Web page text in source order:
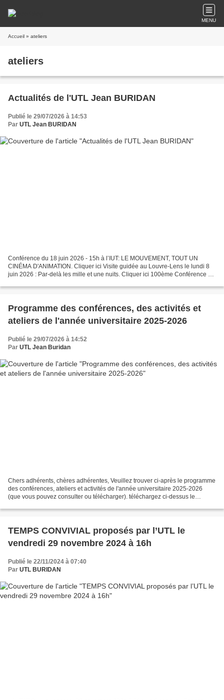
MENU
Accueil » ateliers
ateliers
Actualités de l'UTL Jean BURIDAN
Publié le 29/07/2026 à 14:53
Par UTL Jean BURIDAN
Conférence du 18 juin 2026 - 15h à l’IUT: LE MOUVEMENT, TOUT UN
CINÉMA D'ANIMATION. Cliquer ici Visite guidée au Louvre-Lens le lundi 8
juin 2026 : Par-delà les mille et une nuits. Cliquer ici 100ème Conférence du
Programme des conférences, des activités et
ateliers de l'année universitaire 2025-2026
Publié le 29/07/2026 à 14:52
Par UTL Jean Buridan
Chers adhérents, chères adhérentes, Veuillez trouver ci-après le programme
des conférences, ateliers et activités de l'année universitaire 2025-2026
(que vous pouvez consulter ou télécharger). téléchargez ci-dessus le
TEMPS CONVIVIAL proposés par l’UTL le
vendredi 29 novembre 2024 à 16h
Publié le 22/11/2024 à 07:40
Par UTL BURIDAN